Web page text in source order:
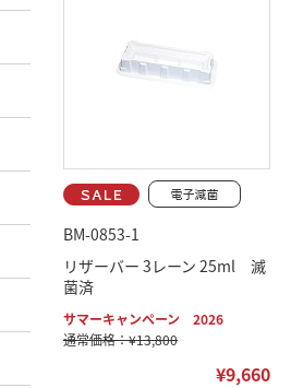
BM-0853-1
リザーバー 3レーン 25ml 滅
菌済
サマーキャンペーン 2026
通常価格：¥13,800
¥9,660